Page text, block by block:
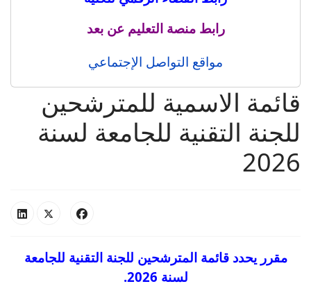
رابط منصة التعليم عن بعد
مواقع التواصل الإجتماعي
قائمة الاسمية للمترشحين
للجنة التقنية للجامعة لسنة
2026
مقرر يحدد قائمة المترشحين للجنة التقنية للجامعة
لسنة 2026
.